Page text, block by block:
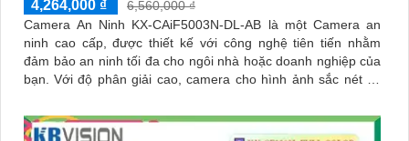
4,264,000 ₫
6,560,000 ₫
Camera An Ninh KX-CAiF5003N-DL-AB là một Camera an
ninh cao cấp, được thiết kế với công nghệ tiên tiến nhằm
đảm bảo an ninh tối đa cho ngôi nhà hoặc doanh nghiệp của
bạn. Với độ phân giải cao, camera cho hình ảnh sắc nét và